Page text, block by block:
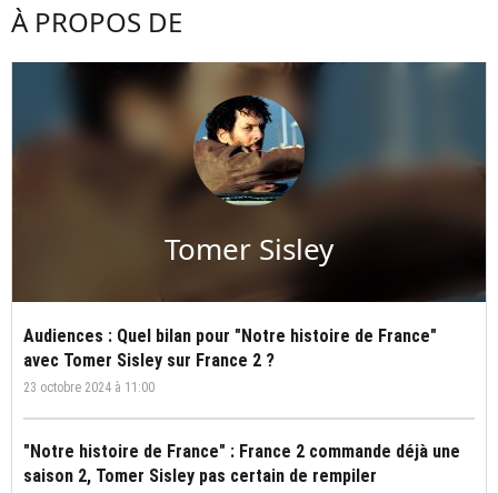
À PROPOS DE
Tomer Sisley
Audiences : Quel bilan pour "Notre histoire de France"
avec Tomer Sisley sur France 2 ?
23 octobre 2024 à 11:00
"Notre histoire de France" : France 2 commande déjà une
saison 2, Tomer Sisley pas certain de rempiler